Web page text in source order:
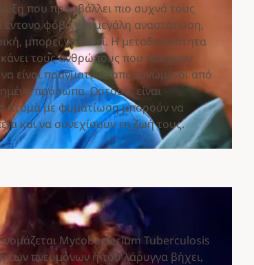
που προσβάλλει πιο συχνά τους
έντονο φόβο και μεγάλη αναστάτωση,
μπορεί να ιαθεί. Η μεταδοτικότητα
τους ανθρώπους που πάσχουν
είναι πραγματικά, απομονωμένοι από
πρόσωπα. Ωστόσο, είναι
άτομα με φυματίωση μπορούν να
και να συνεχίσουν τη ζωή τους.
Mycobacterium Tuberculosis
των πνευμόνων ή του λάρυγγα βήχει,